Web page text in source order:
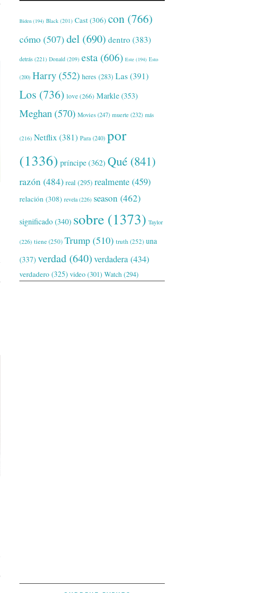
Biden (194) Black (201) Cast (306) con (766)
cómo (507)del (690) dentro (383)
detrás (221) Donald (209) esta (606) Este (194) Esto
(200) Harry (552) heres (283) Las (391)
Los (736) love(266) Markle(353)
Meghan (570) Movies(247) muerte (232) más
(216) Netflix (381) Para(240) por
(1336) príncipe(362) Qué (841)
razón (484) real (295) realmente (459)
relación (308) revela(226) season (462)
significado(340) sobre (1373) Taylor
(226) tiene(250) Trump (510) truth (252) una
(337)verdad (640)verdadera (434)
verdadero (325) video (301) Watch (294)